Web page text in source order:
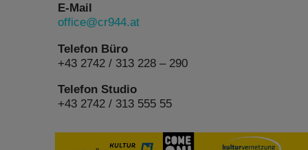
E-Mail
office@cr944.at
Telefon Büro
+43 2742 / 313 228 – 290
Telefon Studio
+43 2742 / 313 555 55